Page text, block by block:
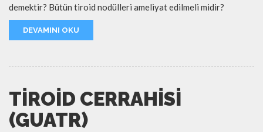
demektir? Bütün tiroid nodülleri ameliyat edilmeli midir?
DEVAMINI OKU
TIROID CERRAHISI
(GUATR)